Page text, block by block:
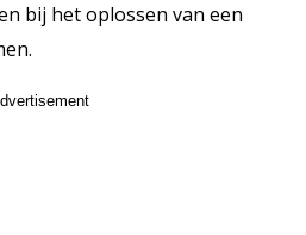
bij het oplossen van een